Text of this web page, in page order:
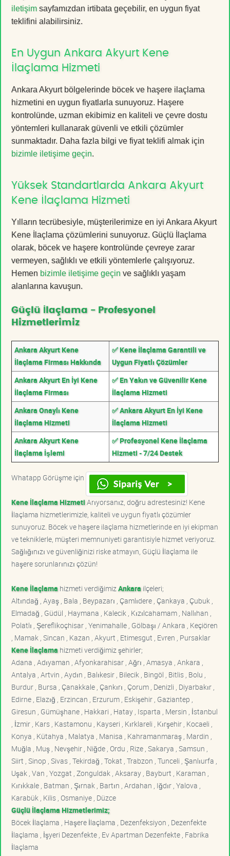
iletişim sayfamızdan irtibata geçebilir, en uygun fiyat
teklifini alabilirsiniz.
En Uygun Ankara Akyurt Kene
İlaçlama Hizmeti
Ankara Akyurt bölgelerinde böcek ve haşere ilaçlama
hizmetini en uygun fiyatlarla sunuyoruz. Haşere
kontrolünde, uzman ekibimiz en kaliteli ve çevre dostu
yöntemleri kullanarak güvenli ve etkili çözümler
sunmaktadır. Daha fazla bilgi ve fiyat teklifi almak için
bizimle iletişime geçin.
Yüksek Standartlarda Ankara Akyurt
Kene İlaçlama Hizmeti
Yılların tecrübesiyle, müşterilerimize en iyi Ankara Akyurt
Kene İlaçlama çözümlerini sunuyoruz. Güçlü İlaçlama
olarak, böcek ve haşere kontrolünde çevreye zarar
vermeyen, sağlıklı ve etkili yöntemlerle çalışıyoruz.
Hemen bizimle iletişime geçin ve sağlıklı yaşam
alanlarına kavuşun.
Güçlü İlaçlama - Profesyonel
Hizmetlerimiz
Ankara Akyurt Kene
İlaçlama Firması Hakkında
✅ Kene İlaçlama Garantili ve
Uygun Fiyatlı Çözümler
Ankara Akyurt En İyi Kene
İlaçlama Firması
✅ En Yakın ve Güvenilir Kene
İlaçlama Hizmeti
Ankara Onaylı Kene
İlaçlama Hizmeti
✅ Ankara Akyurt En İyi Kene
İlaçlama Hizmeti
Ankara Akyurt Kene
İlaçlama İşlemi
✅ Profesyonel Kene İlaçlama
Hizmeti - 7/24 Destek
Whatapp Görüşme için
Kene İlaçlama HizmetiArıyorsanız, doğru adrestesiniz! Kene
İlaçlama hizmetlerimizle, kaliteli ve uygun fiyatlı çözümler
sunuyoruz. Böcek ve haşere ilaçlama hizmetlerinde en iyi ekipman
ve tekniklerle, müşteri memnuniyeti garantisiyle hizmet veriyoruz.
Sağlığınızı ve güvenliğinizi riske atmayın, Güçlü İlaçlama ile
haşere sorunlarınızı çözün!
Kene İlaçlama hizmeti verdiğimiz Ankara ilçeleri;
Altındağ , Ayaş , Bala , Beypazarı , Çamlıdere , Çankaya , Çubuk ,
Elmadağ , Güdül , Haymana , Kalecik , Kızılcahamam , Nallıhan ,
Polatlı , Şereflikoçhisar , Yenimahalle , Gölbaşı / Ankara , Keçiören
, Mamak , Sincan , Kazan , Akyurt , Etimesgut , Evren , Pursaklar
Kene İlaçlama hizmeti verdiğimiz şehirler;
Adana , Adıyaman , Afyonkarahisar , Ağrı , Amasya , Ankara ,
Antalya , Artvin , Aydın , Balıkesir , Bilecik , Bingöl , Bitlis , Bolu ,
Burdur , Bursa , Çanakkale , Çankırı , Çorum , Denizli , Diyarbakır ,
Edirne , Elazığ , Erzincan , Erzurum , Eskişehir , Gaziantep ,
Giresun , Gümüşhane , Hakkari , Hatay , Isparta , Mersin , İstanbul
, İzmir , Kars , Kastamonu , Kayseri , Kırklareli , Kırşehir , Kocaeli ,
Konya , Kütahya , Malatya , Manisa , Kahramanmaraş , Mardin ,
Muğla , Muş , Nevşehir , Niğde , Ordu , Rize , Sakarya , Samsun ,
Siirt , Sinop , Sivas , Tekirdağ , Tokat , Trabzon , Tunceli , Şanlıurfa ,
Uşak , Van , Yozgat , Zonguldak , Aksaray , Bayburt , Karaman ,
Kırıkkale , Batman , Şırnak , Bartın , Ardahan , Iğdır , Yalova ,
Karabük , Kilis , Osmaniye , Düzce
Güçlü İlaçlama Hizmetlerimiz;
Böcek İlaçlama , Haşere İlaçlama , Dezenfeksiyon , Dezenfekte
İlaçlama , İşyeri Dezenfekte , Ev Apartman Dezenfekte , Fabrika
İlaçlama